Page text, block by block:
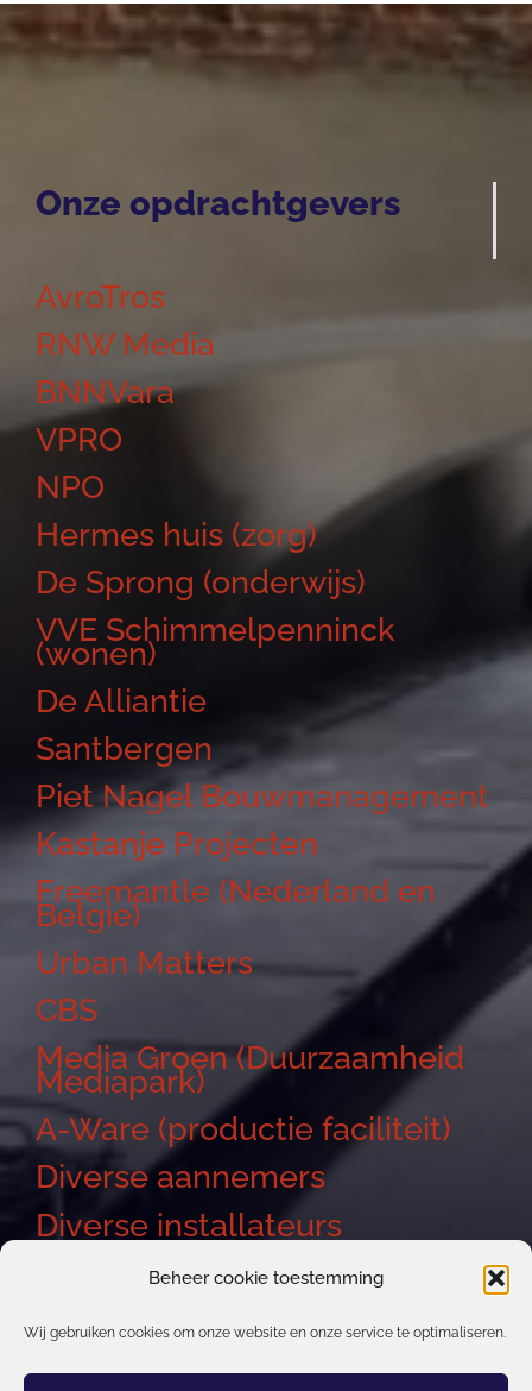
Beheer cookie toestemming
Wij gebruiken cookies om onze website en onze service te optimaliseren.
Onze opdrachtgevers
AvroTros
RNW Media
BNNVara
VPRO
NPO
Hermes huis (zorg)
De Sprong (onderwijs)
VVE Schimmelpenninck
(wonen)
De Alliantie
Santbergen
Piet Nagel Bouwmanagement
Kastanje Projecten
Freemantle (Nederland en
Belgie)
Urban Matters
CBS
Media Groen (Duurzaamheid
Mediapark)
A-Ware (productie faciliteit)
Diverse aannemers
Diverse installateurs